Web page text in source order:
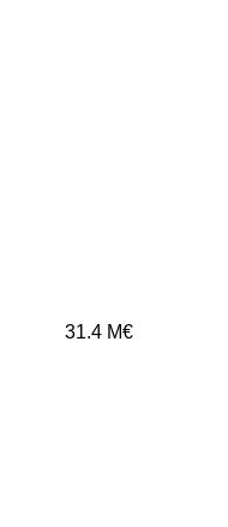
31.4 M€